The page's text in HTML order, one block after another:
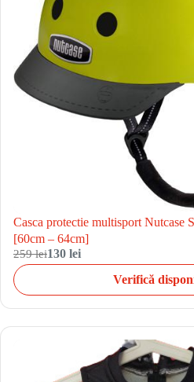
Casca protectie multisport Nutcase
[60cm – 64cm]
259 lei130 lei
Verifică